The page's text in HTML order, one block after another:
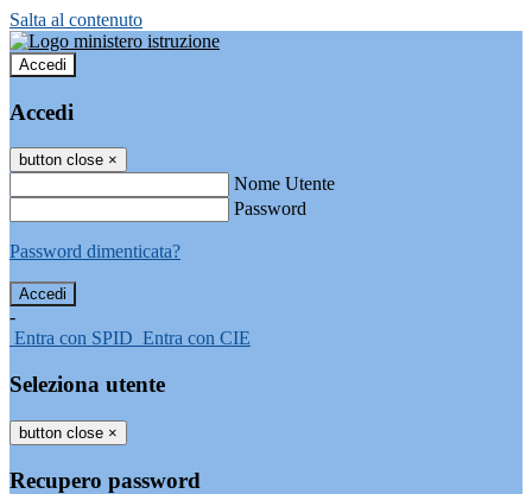
Salta al contenuto
Accedi
Accedi
button close ×
Nome Utente
Password
Password dimenticata?
-
Entra con SPID Entra con CIE
Seleziona utente
button close ×
Recupero password